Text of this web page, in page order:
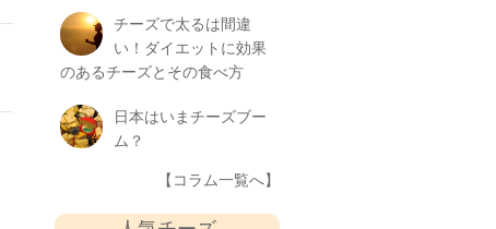
チーズで太るは間違
い！ダイエットに効果
のあるチーズとその食べ方
日本はいまチーズブー
ム？
【コラム一覧へ】